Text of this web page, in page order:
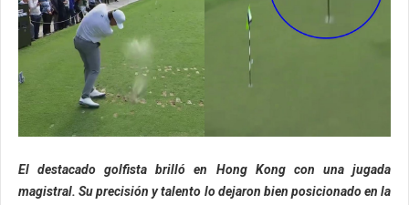
El destacado golfista brilló en Hong Kong con una jugada
magistral. Su precisión y talento lo dejaron bien posicionado en la